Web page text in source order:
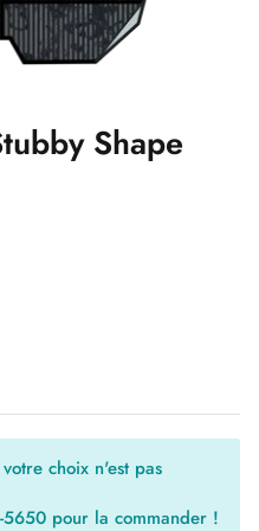
en
Shape
choix n'est pas
5650 pour la commander !